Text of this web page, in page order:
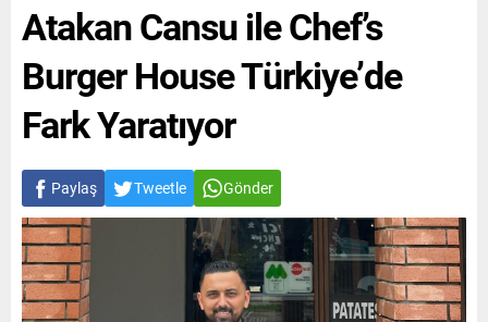
Atakan Cansu ile Chef’s
Burger House Türkiye’de
Fark Yaratıyor
Paylaş Tweetle Gönder